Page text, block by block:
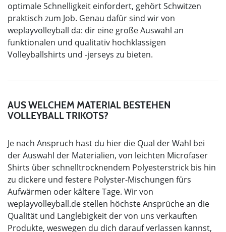
optimale Schnelligkeit einfordert, gehört Schwitzen
praktisch zum Job. Genau dafür sind wir von
weplayvolleyball da: dir eine große Auswahl an
funktionalen und qualitativ hochklassigen
Volleyballshirts und -jerseys zu bieten.
AUS WELCHEM MATERIAL BESTEHEN
VOLLEYBALL TRIKOTS?
Je nach Anspruch hast du hier die Qual der Wahl bei
der Auswahl der Materialien, von leichten Microfaser
Shirts über schnelltrocknendem Polyesterstrick bis hin
zu dickere und festere Polyster-Mischungen fürs
Aufwärmen oder kältere Tage. Wir von
weplayvolleyball.de stellen höchste Ansprüche an die
Qualität und Langlebigkeit der von uns verkauften
Produkte, weswegen du dich darauf verlassen kannst,